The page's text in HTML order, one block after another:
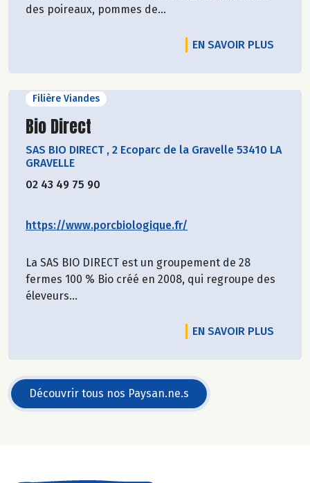
des poireaux, pommes de...
EN SAVOIR PLUS
Filière Viandes
Découvrir le producteur
Bio Direct
SAS BIO DIRECT , 2 Ecoparc de la Gravelle 53410 LA
GRAVELLE
02 43 49 75 90
https://www.porcbiologique.fr/
La SAS BIO DIRECT est un groupement de 28
fermes 100 % Bio créé en 2008, qui regroupe des
éleveurs...
EN SAVOIR PLUS
Découvrir tous nos Paysan.ne.s